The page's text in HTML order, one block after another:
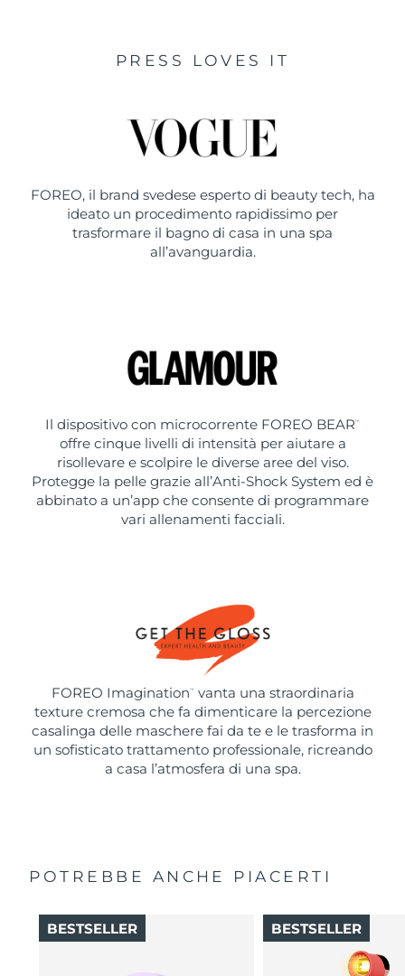
PRESS LOVES IT
FOREO, il brand svedese esperto di beauty tech, ha
ideato un procedimento rapidissimo per
trasformare il bagno di casa in una spa
all’avanguardia.
Il dispositivo con microcorrente FOREO BEAR ™
offre cinque livelli di intensità per aiutare a
risollevare e scolpire le diverse aree del viso.
Protegge la pelle grazie all’Anti-Shock System ed è
abbinato a un’app che consente di programmare
vari allenamenti facciali.
FOREO Imagination ™
vanta una straordinaria
texture cremosa che fa dimenticare la percezione
casalinga delle maschere fai da te e le trasforma in
un sofisticato trattamento professionale, ricreando
a casa l’atmosfera di una spa.
POTREBBE ANCHE PIACERTI
BESTSELLER BESTSELLER